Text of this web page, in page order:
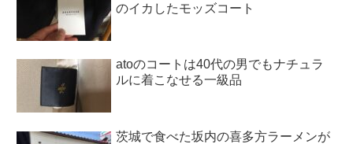
のイカしたモッズコート
atoのコートは40代の男でもナチュラ
ルに着こなせる一級品
茨城で食べた坂内の喜多方ラーメンが